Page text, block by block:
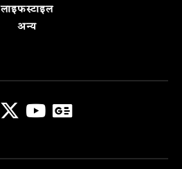
लाइफस्टाइल
अन्य